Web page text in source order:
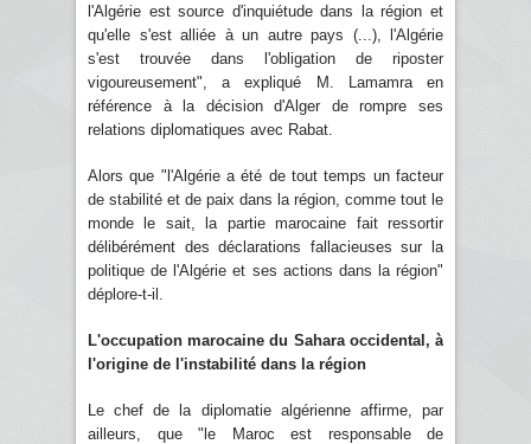
l'Algérie est source d'inquiétude dans la région et
qu'elle s'est alliée à un autre pays (...), l'Algérie
s'est trouvée dans l'obligation de riposter
vigoureusement", a expliqué M. Lamamra en
référence à la décision d'Alger de rompre ses
relations diplomatiques avec Rabat.
Alors que "l'Algérie a été de tout temps un facteur
de stabilité et de paix dans la région, comme tout le
monde le sait, la partie marocaine fait ressortir
délibérément des déclarations fallacieuses sur la
politique de l'Algérie et ses actions dans la région"
déplore-t-il.
L'occupation marocaine du Sahara occidental, à
l'origine de l'instabilité dans la région
Le chef de la diplomatie algérienne affirme, par
ailleurs, que "le Maroc est responsable de